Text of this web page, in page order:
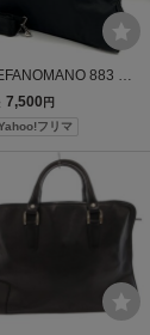
883 ス
ァノマーノ ビジネス
グ 2way ナイロン レ
ブラック 黒 A4 ショ
ーバッグ
7,500 円
フリマ